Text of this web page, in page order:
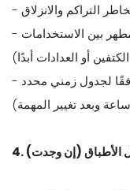
- حافظ على مسح الملابس المخزنة في المطهر بين الاستخدامات
- تعقيم مناطق ملامسة الطعام عالية التردد وفقًا لجدول زمني محدد
الأطباق (إن وجدت)